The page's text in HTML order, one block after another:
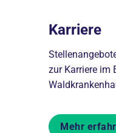
Karriere
zur Karriere im
Mehr